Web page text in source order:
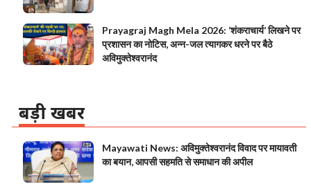
Prayagraj Magh Mela 2026: ‘शंकराचार्य’ लिखने पर
प्रशासन का नोटिस, अन्न-जल त्यागकर धरने पर बैठे
अविमुक्तेश्वरानंद
बड़ी खबर
Mayawati News: अविमुक्तेश्वरानंद विवाद पर मायावती
का बयान, आपसी सहमति से समाधान की अपील